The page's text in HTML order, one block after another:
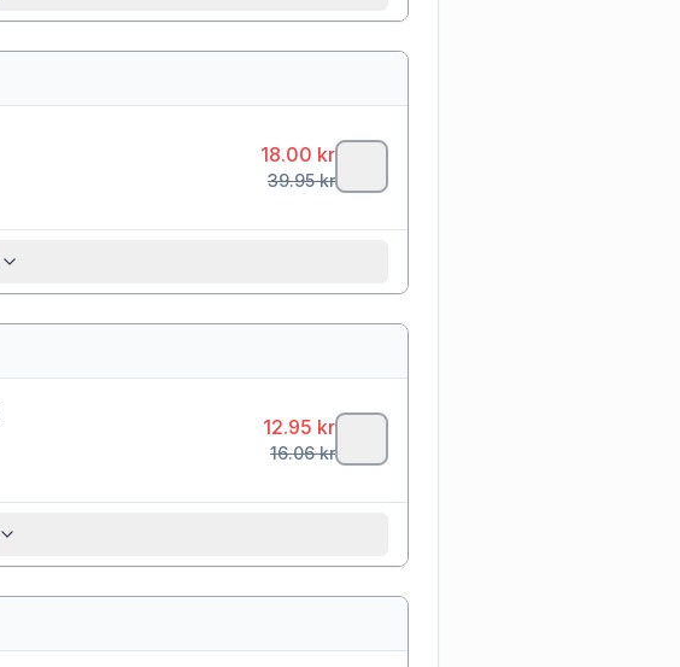
18.00 kr
39.95kr
12.95 kr
16.06kr